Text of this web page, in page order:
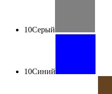
10Серый
10Синий